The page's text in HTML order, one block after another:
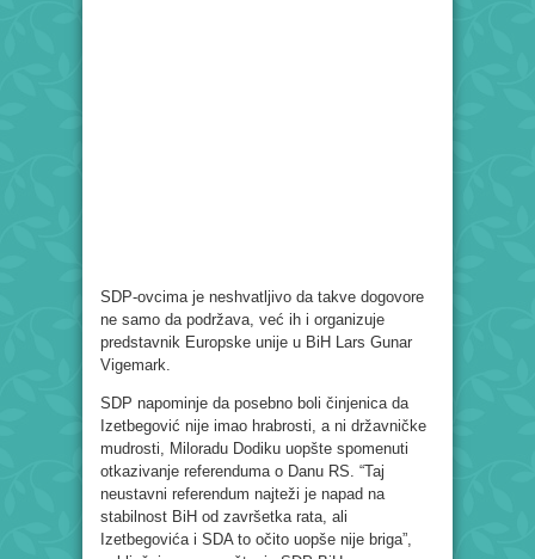
SDP-ovcima je neshvatljivo da takve dogovore
ne samo da podržava, već ih i organizuje
predstavnik Europske unije u BiH Lars Gunar
Vigemark.
SDP napominje da posebno boli činjenica da
Izetbegović nije imao hrabrosti, a ni državničke
mudrosti, Miloradu Dodiku uopšte spomenuti
otkazivanje referenduma o Danu RS. “Taj
neustavni referendum najteži je napad na
stabilnost BiH od završetka rata, ali
Izetbegovića i SDA to očito uopše nije briga”,